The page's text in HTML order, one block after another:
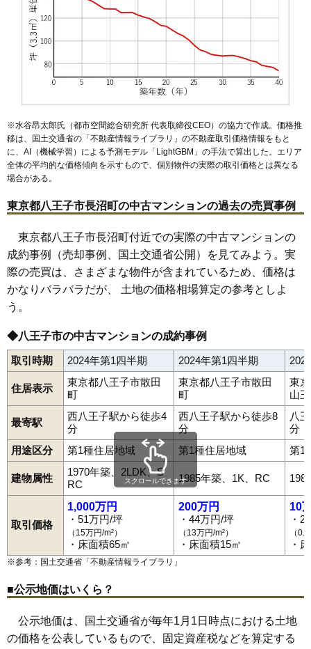
※水谷昂太郎氏（都市空間総合研究所 代表取締役CEO）の協力で作成。価格推
移は、国土交通省の「 不動産情報ライブラリ 」の不動産取引価格情報をもと
に、AI（機械学習）による予測モデル「LightGBM」の手法で算出した。エリア
全体の平均的な価格傾向を示すもので、個別物件の実際の取引価格とは異なる
場合がある。
東京都八王子市長沼町の中古マンションの過去の売買事例
東京都八王子市長沼町付近での実際の中古マンションの
成約事例（売却事例、国土交通省公開）を見てみよう。実
際の売買は、さまざまな物件が含まれているため、価格は
かなりバラバラだが、 土地の価格相場算定の参考としよ
う。
◆八王子市の中古マンションの成約事例
取引時期 2024年第1四半期 2024年第1四半期
住居表示
東京都八王子市散田
町
東京都八王子市散田
町
東
山王
最寄駅
西八王子駅から徒歩4
分
西八王子駅から徒歩8
分
八
分
用途区分
第1種住居地域 第1種住居地域 第1
建物属性
1970年築、2LDK、S
RC
1985年築、1K、RC
取引価格
1,000万円
・51万円/坪
（15万円/m²）
・床面積65㎡
200万円
・44万円/坪
（13万円/m²）
・床面積15㎡
10
・
（
・
スクロールできます
※参考：国土交通省「 不動産情報ライブラリ 」
■公示地価はいくら？
公示地価は、国土交通省が毎年1月1日時点における土地
の価格を公表しているもので、固定資産税などを算定する